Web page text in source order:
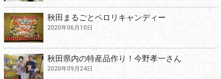
秋田まるごとペロリキャンディー
2020年06月10日
秋田県内の特産品作り！今野孝一さん
2020年09月24日